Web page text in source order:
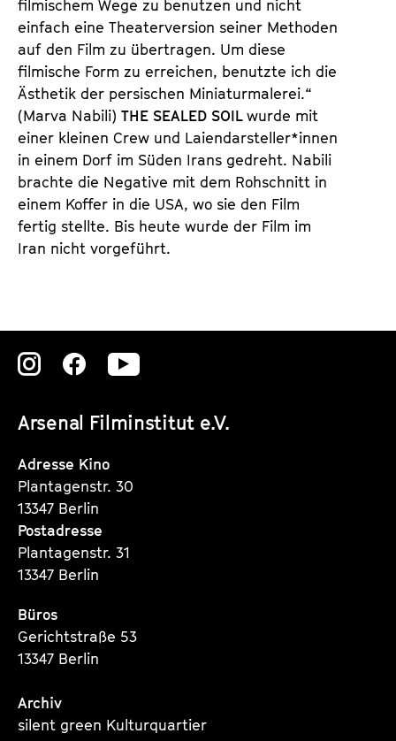
filmischem Wege zu benutzen und nicht
einfach eine Theaterversion seiner Methoden
auf den Film zu übertragen. Um diese
filmische Form zu erreichen, benutzte ich die
Ästhetik der persischen Miniaturmalerei.“
(Marva Nabili) THE SEALED SOIL wurde mit
einer kleinen Crew und Laiendarsteller*innen
in einem Dorf im Süden Irans gedreht. Nabili
brachte die Negative mit dem Rohschnitt in
einem Koffer in die USA, wo sie den Film
fertig stellte. Bis heute wurde der Film im
Iran nicht vorgeführt.
Arsenal Filminstitut e.V.
Zu
Instagram
Seite
Zu
Instagram
Seite
Zu
Instagram
Adresse Kino
Plantagenstr. 30
13347 Berlin
Postadresse
Plantagenstr. 31
13347 Berlin
Büros
Gerichtstraße 53
13347 Berlin
Archiv
silent green Kulturquartier